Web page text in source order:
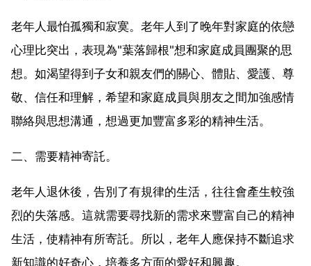
老年人最怕孤獨和寂寞。老年人到了晚年對家庭的依戀
心理比突出，表現為"葉落歸根"想和家庭成員團聚的思
想。如渴望得到子女和親友們的關心、體貼、愛護、尊
敬、信任和理解，希望和家庭成員與朋友之間加強感情
聯絡與思想溝通，想過更加豐富多彩的精神生活。
二、需要精神寄託。
老年人退休後，告別了有規律的生活，往往會產生較強
烈的失落感。這就需要尋找新的需求來豐富自己的精神
生活，使精神有所寄託。所以，老年人應保持不斷追求
新知識的好奇心，培養多方面的愛好和興趣。